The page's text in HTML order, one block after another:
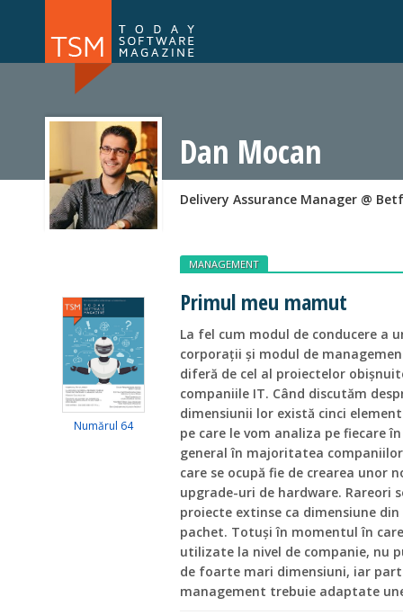
NOU
Dan Mocan
Delivery Assurance Manager @
Numărul 64
MANAGEMENT
Primul meu mamut
La fel cum modul de conducere a
corporații și modul de
diferă de cel al proiectelor
companiile IT. Când discutăm
dimensiunii lor există cinci
pe care le vom analiza pe fiecare
general în majoritatea
care se ocupă fie de crearea
upgrade-uri de hardware. Rareori
proiecte extinse ca dimensiune
pachet. Totuși în momentul în
utilizate la nivel de companie, nu
de foarte mari dimensiuni, iar
management trebuie adaptate